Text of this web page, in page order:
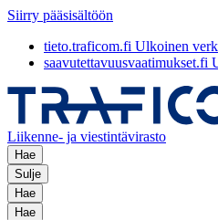
Siirry pääsisältöön
tieto.traficom.fi Ulkoinen
saavutettavuusvaatimukset.fi
Liikenne- ja viestintävirasto
Hae
Sulje
Hae
Hae